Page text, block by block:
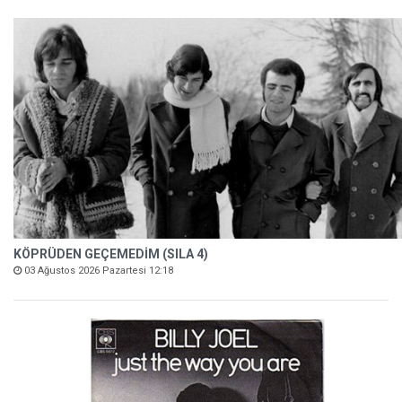
KÖPRÜDEN GEÇEMEDİM (SILA 4)
03 Ağustos 2026 Pazartesi 12:18